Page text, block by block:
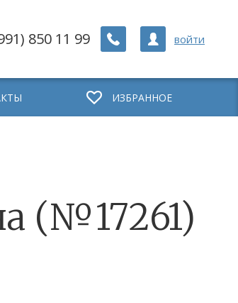
850 11 99 войти
ИЗБРАННОЕ
(№17261)